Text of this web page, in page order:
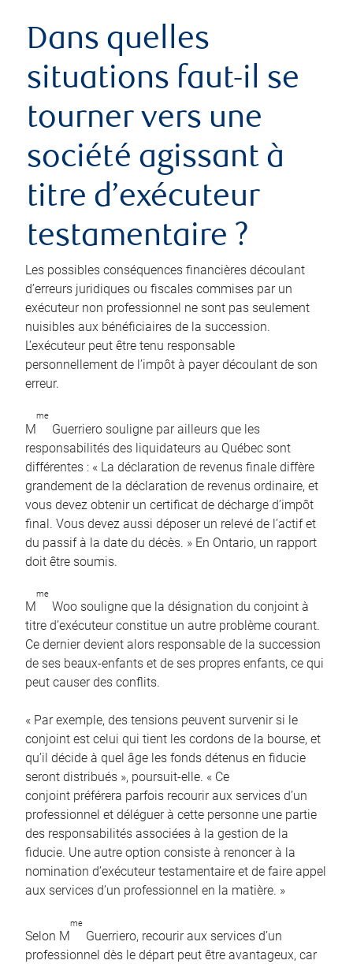
Dans quelles
situations faut-il se
tourner vers une
société agissant à
titre d’exécuteur
testamentaire ?
Les possibles conséquences financières découlant
d’erreurs juridiques ou fiscales commises par un
exécuteur non professionnel ne sont pas seulement
nuisibles aux bénéficiaires de la succession.
L’exécuteur peut être tenu responsable
personnellement de l’impôt à payer découlant de son
erreur.
M
me
Guerriero souligne par ailleurs que les
responsabilités des liquidateurs au Québec sont
différentes : « La déclaration de revenus finale diffère
grandement de la déclaration de revenus ordinaire, et
vous devez obtenir un certificat de décharge d’impôt
final. Vous devez aussi déposer un relevé de l’actif et
du passif à la date du décès. » En Ontario, un rapport
doit être soumis.
M
me
Woo souligne que la désignation du conjoint à
titre d’exécuteur constitue un autre problème courant.
Ce dernier devient alors responsable de la succession
de ses beaux-enfants et de ses propres enfants, ce qui
peut causer des conflits.
« Par exemple, des tensions peuvent survenir si le
conjoint est celui qui tient les cordons de la bourse, et
qu’il décide à quel âge les fonds détenus en fiducie
seront distribués », poursuit-elle. « Ce
conjoint préférera parfois recourir aux services d’un
professionnel et déléguer à cette personne une partie
des responsabilités associées à la gestion de la
fiducie. Une autre option consiste à renoncer à la
nomination d’exécuteur testamentaire et de faire appel
aux services d’un professionnel en la matière. »
Selon M
me
Guerriero, recourir aux services d’un
professionnel dès le départ peut être avantageux, car